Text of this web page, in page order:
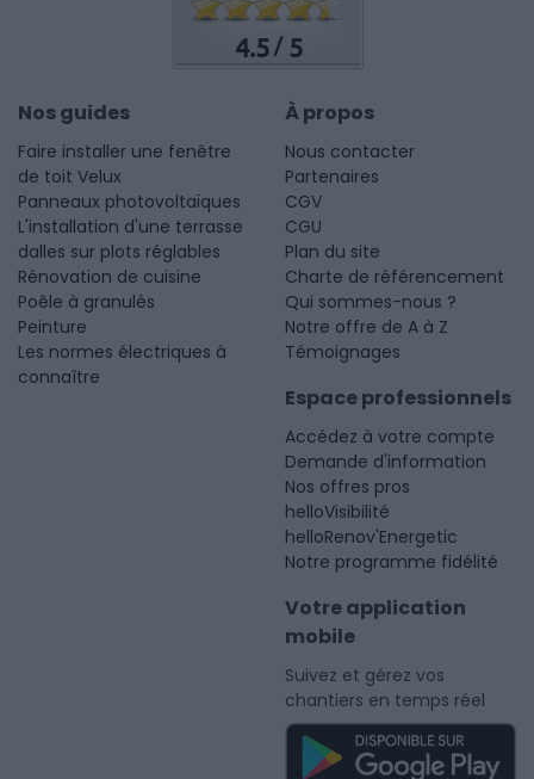
4.5 /5
Nos guides
Faire installer une fenêtre
de toit Velux
Panneaux photovoltaïques
L'installation d'une terrasse
dalles sur plots réglables
Rénovation de cuisine
Poêle à granulés
Peinture
Les normes électriques à
connaître
À propos
Nous contacter
Partenaires
CGV
CGU
Plan du site
Charte de référencement
Qui sommes-nous ?
Notre offre de A à Z
Témoignages
Espace professionnels
Accédez à votre compte
Demande d'information
Nos offres pros
helloVisibilité
helloRenov'Energetic
Notre programme fidélité
Votre application
mobile
Suivez et gérez vos
chantiers en temps réel